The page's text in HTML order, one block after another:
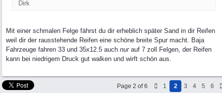
Dirk
Mit einer schmalen Felge fährst du dir erheblich später Sand in dir Reifen
weil dir der rausstehende Reifen eine schöne breite Spur macht. Baja
Fahrzeuge fahren 33 und 35x12.5 auch nurauf 7 zoll Felgen, der Reifen
kann bei niedrigem Druck gut walken und wirft schön aus.
Page 2 of 6 1 2 3 4 5
6